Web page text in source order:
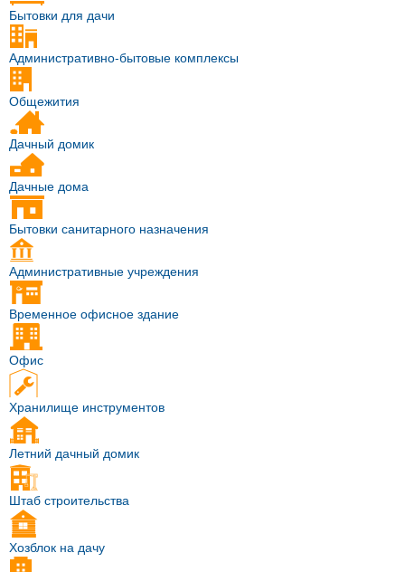
Бытовки для дачи
Административно-бытовые комплексы
Общежития
Дачный домик
Дачные дома
Бытовки санитарного назначения
Административные учреждения
Временное офисное здание
Офис
Хранилище инструментов
Летний дачный домик
Штаб строительства
Хозблок на дачу